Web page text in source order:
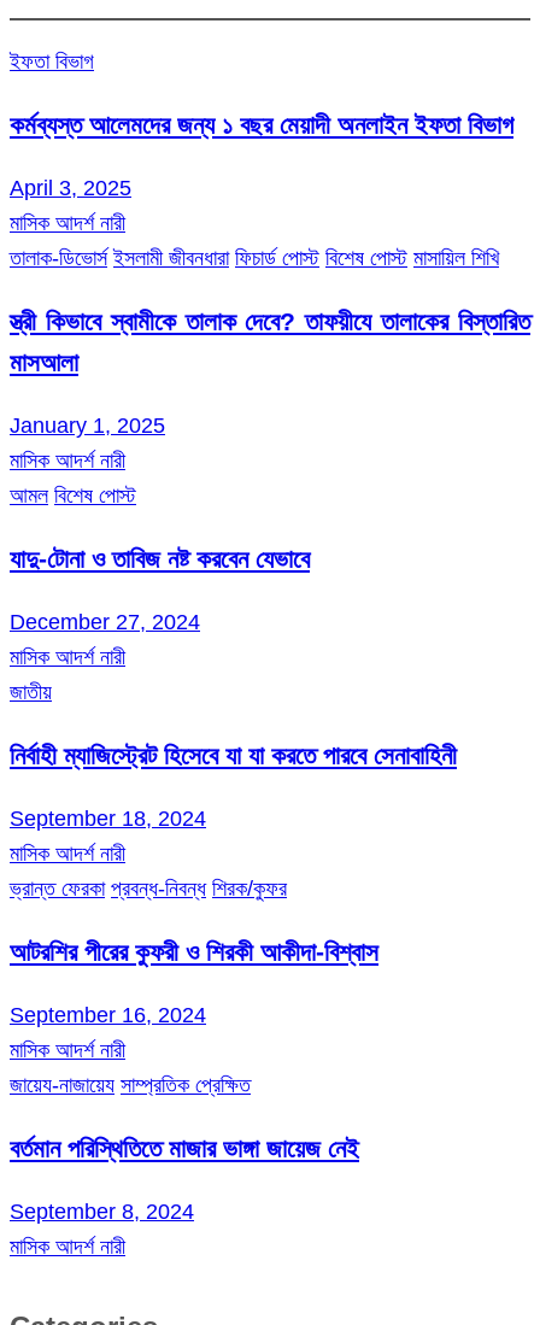
ইফতা বিভাগ
কর্মব্যস্ত আলেমদের জন্য ১ বছর মেয়াদী অনলাইন ইফতা বিভাগ
April 3, 2025
মাসিক আদর্শ নারী
তালাক-ডিভোর্স ইসলামী জীবনধারা ফিচার্ড পোস্ট বিশেষ পোস্ট মাসায়িল শিখি
স্ত্রী কিভাবে স্বামীকে তালাক দেবে? তাফয়ীযে তালাকের বিস্তারিত
মাসআলা
January 1, 2025
মাসিক আদর্শ নারী
আমল বিশেষ পোস্ট
যাদু-টোনা ও তাবিজ নষ্ট করবেন যেভাবে
December 27, 2024
মাসিক আদর্শ নারী
জাতীয়
নির্বাহী ম্যাজিস্ট্রেট হিসেবে যা যা করতে পারবে সেনাবাহিনী
September 18, 2024
মাসিক আদর্শ নারী
ভ্রান্ত ফেরকা প্রবন্ধ-নিবন্ধ শিরক/কুফর
আটরশির পীরের কুফরী ও শিরকী আকীদা-বিশ্বাস
September 16, 2024
মাসিক আদর্শ নারী
জায়েয-নাজায়েয সাম্প্রতিক প্রেক্ষিত
বর্তমান পরিস্থিতিতে মাজার ভাঙ্গা জায়েজ নেই
September 8, 2024
মাসিক আদর্শ নারী